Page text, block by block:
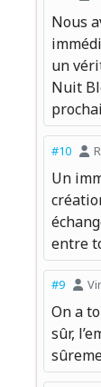
Nous
un
Nuit
#10
Un
entre
#9
On a
sûr,